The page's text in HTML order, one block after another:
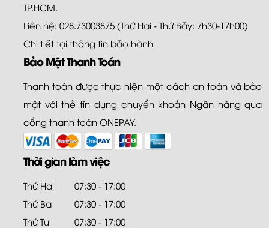
TP.HCM.
Liên hệ: 028.73003875 (Thứ Hai - Thứ Bảy: 7h30-17h00)
Chi tiết tại thông tin bảo hành
Bảo Mật Thanh Toán
Thanh toán được thực hiện một cách an toàn và bảo
mật với thẻ tín dụng chuyển khoản Ngân hàng qua
cổng thanh toán ONEPAY.
Thời gian làm việc
Thứ Hai
07:30 - 17:00
Thứ Ba
07:30 - 17:00
Thứ Tư
07:30 - 17:00